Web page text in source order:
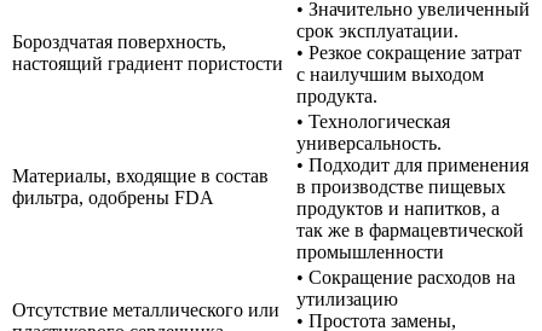
Бороздчатая поверхность,
настоящий градиент пористости
• Значительно увеличенный
срок эксплуатации.
• Резкое сокращение затрат
с наилучшим выходом
продукта.
Материалы, входящие в состав
фильтра, одобрены FDA
• Технологическая
универсальность.
• Подходит для применения
в производстве пищевых
продуктов и напитков, а
так же в фармацевтической
промышленности
Отсутствие металлического или
• Сокращение расходов на
утилизацию
• Простота замены,